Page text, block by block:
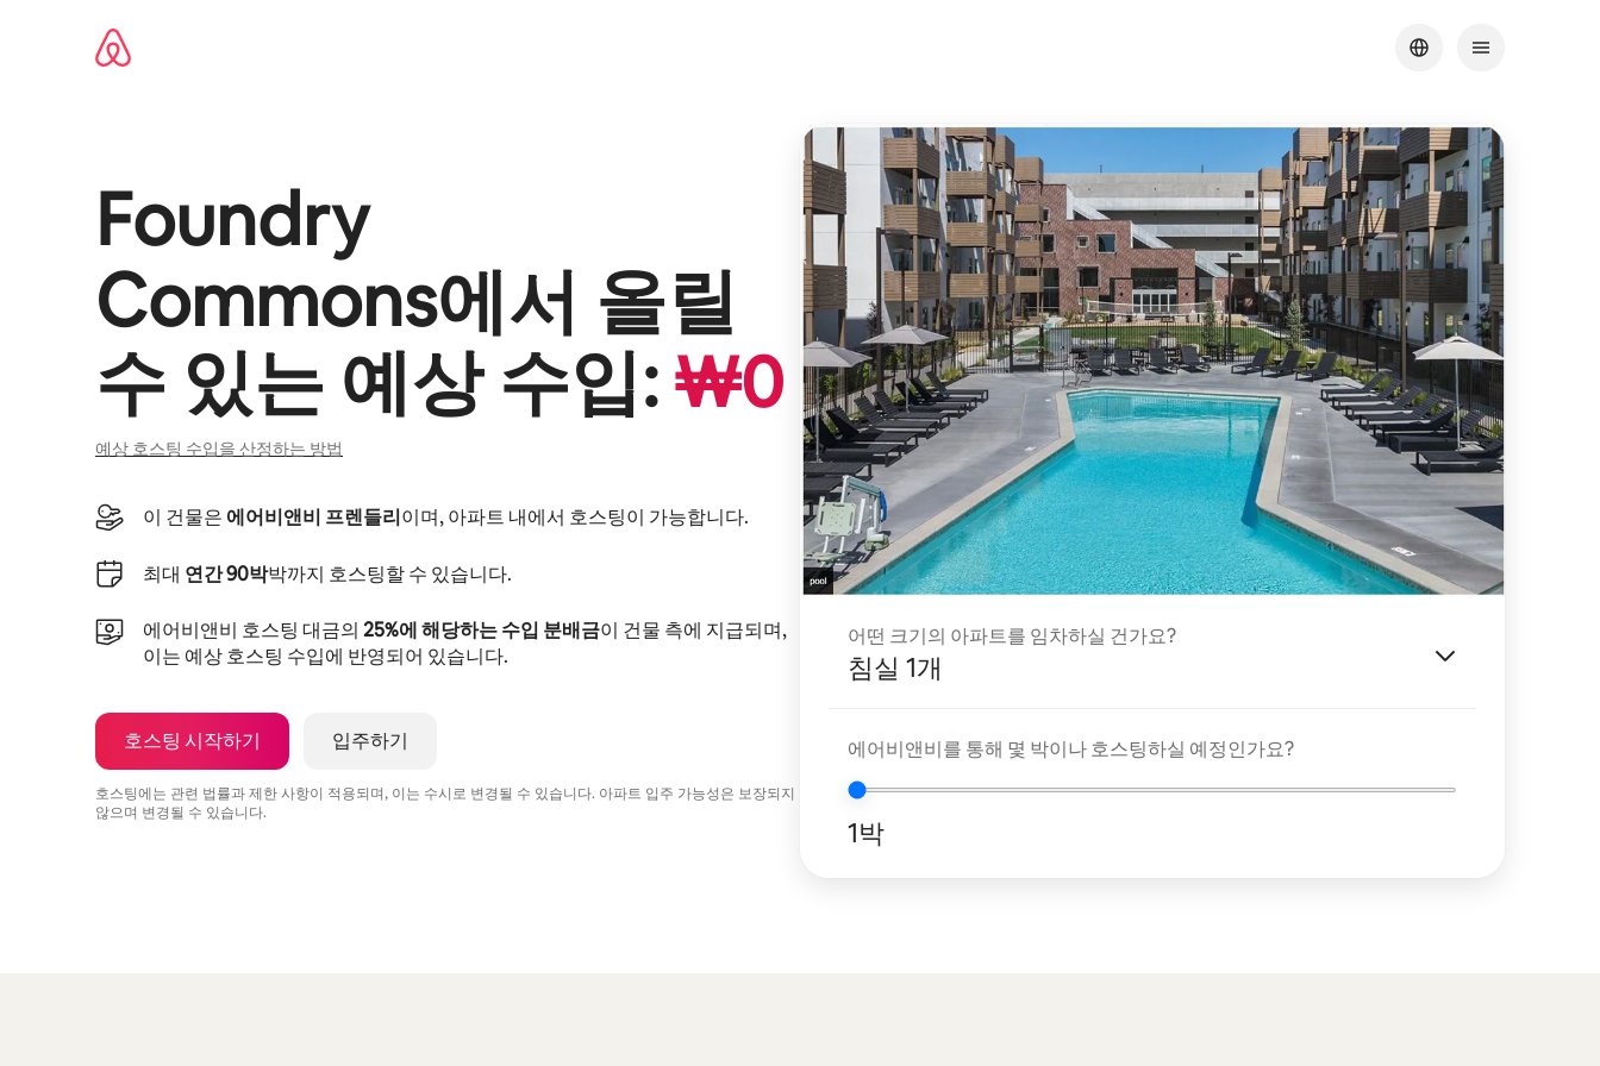
Foundry
Commons에서 올릴
수 있는 예상 수입:₩0
예상 호스팅 수입을 산정하는 방법
이 건물은 에어비앤비 프렌들리이며, 아파트 내에서 호스팅이 가능합니다.
최대 연간 90박박까지 호스팅할 수 있습니다.
에어비앤비 호스팅 대금의 25%에 해당하는 수입 분배금이 건물 측에 지급되며,
이는 예상 호스팅 수입에 반영되어 있습니다.
호스팅 시작하기 입주하기
호스팅에는 관련 법률과 제한 사항이 적용되며, 이는 수시로 변경될 수 있습니다. 아파트 입주 가능성은 보장되지
않으며 변경될 수 있습니다.
어떤 크기의 아파트를 임차하실 건가요?
침실 1개
에어비앤비를 통해 몇 박이나 호스팅하실 예정인가요?
1박